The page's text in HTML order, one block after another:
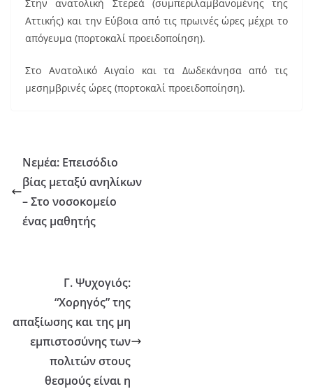
Στην ανατολική Στερεά (συμπεριλαμβανομένης της
Αττικής) και την Εύβοια από τις πρωινές ώρες μέχρι το
απόγευμα (πορτοκαλί προειδοποίηση).
Στο Ανατολικό Αιγαίο και τα Δωδεκάνησα από τις
μεσημβρινές ώρες (πορτοκαλί προειδοποίηση).
Νεμέα: Επεισόδιο
βίας μεταξύ ανηλίκων
– Στο νοσοκομείο
ένας μαθητής
Γ. Ψυχογιός:
“Χορηγός” της
απαξίωσης και της μη
εμπιστοσύνης των
πολιτών στους
θεσμούς είναι η